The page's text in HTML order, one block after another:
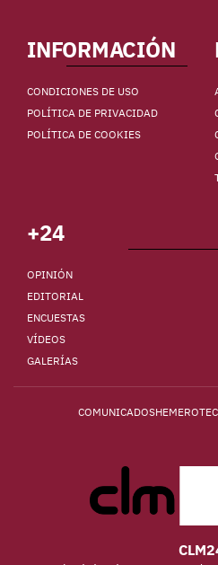
INFORMACIÓN
CONDICIONES DE USO
POLÍTICA DE PRIVACIDAD
POLÍTICA DE COOKIES
+24
OPINIÓN
EDITORIAL
ENCUESTAS
VÍDEOS
GALERÍAS
COMUNICADOS